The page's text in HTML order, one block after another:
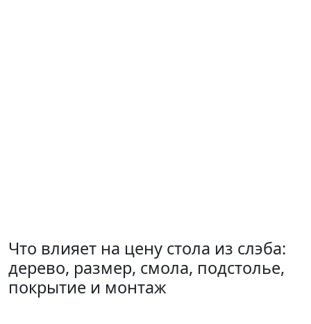
Что влияет на цену стола из слэба:
дерево, размер, смола, подстолье,
покрытие и монтаж